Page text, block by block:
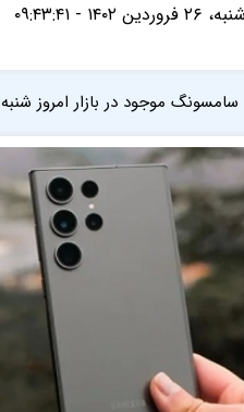
شنبه، ۲۶ فروردین ۱۴۰۲ - ۰۹:۴۳:۴۱
امروز شنبه 26 فروردین ماه 1402 اعلام شد.